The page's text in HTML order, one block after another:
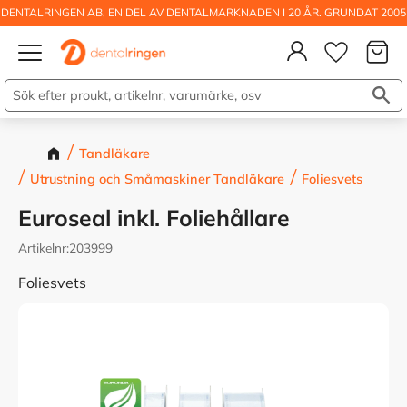
DENTALRINGEN AB, EN DEL AV DENTALMARKNADEN I 20 ÅR. GRUNDAT 2005
Tandläkare
Utrustning och Småmaskiner Tandläkare
Foliesvets
Euroseal inkl. Foliehållare
Artikelnr 203999
Foliesvets